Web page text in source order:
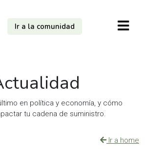
Ir a la comunidad
en política y economía, y cómo
tu cadena de suministro.
Ir a home